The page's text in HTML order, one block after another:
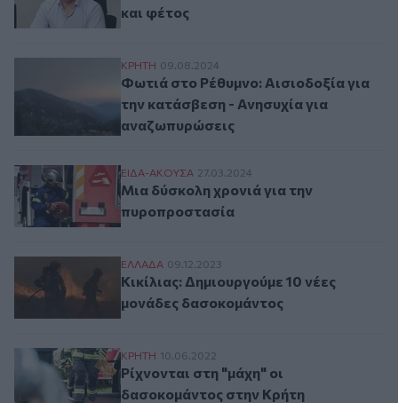
και φέτος
Φωτιά στο Ρέθυμνο: Αισιοδοξία για την
ΚΡΗΤΗ 09.08.2024
Φωτιά στο Ρέθυμνο: Αισιοδοξία για
την κατάσβεση - Ανησυχία για
αναζωπυρώσεις
Μια δύσκολη χρονιά για την
ΕΙΔΑ-ΑΚΟΥΣΑ 27.03.2024
Μια δύσκολη χρονιά για την
πυροπροστασία
Κικίλιας: Δημιουργούμε 10 νέες μονάδες
ΕΛΛAΔΑ 09.12.2023
Κικίλιας: Δημιουργούμε 10 νέες
μονάδες δασοκομάντος
Ρίχνονται στη "μάχη" οι δασοκομάντος
ΚΡΗΤΗ 10.06.2022
Ρίχνονται στη "μάχη" οι
δασοκομάντος στην Κρήτη